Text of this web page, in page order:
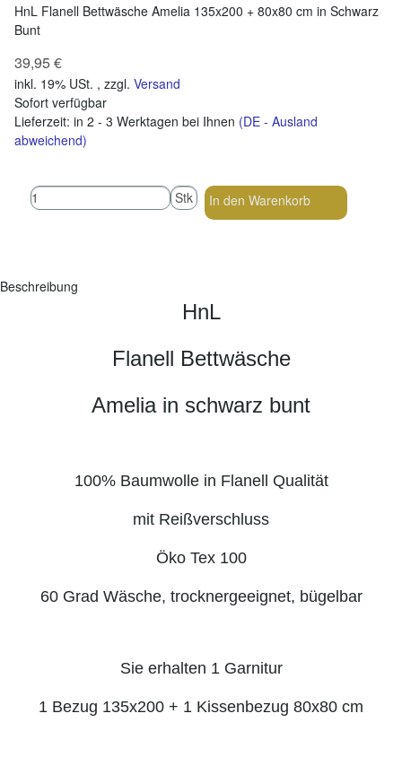
HnL Flanell Bettwäsche Amelia 135x200 + 80x80 cm in Schwarz
Bunt
39,95 €
inkl. 19% USt. , zzgl. Versand
Sofort verfügbar
Lieferzeit: in 2 - 3 Werktagen bei Ihnen (DE - Ausland
abweichend)
Stk In den Warenkorb
Beschreibung
HnL
Flanell Bettwäsche
Amelia in schwarz bunt
100% Baumwolle in Flanell Qualität
mit Reißverschluss
Öko Tex 100
60 Grad Wäsche, trocknergeeignet, bügelbar
Sie erhalten 1 Garnitur
1 Bezug 135x200 + 1 Kissenbezug 80x80 cm